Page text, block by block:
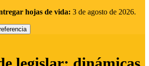
hojas de vida: 3 de agosto de 2026.